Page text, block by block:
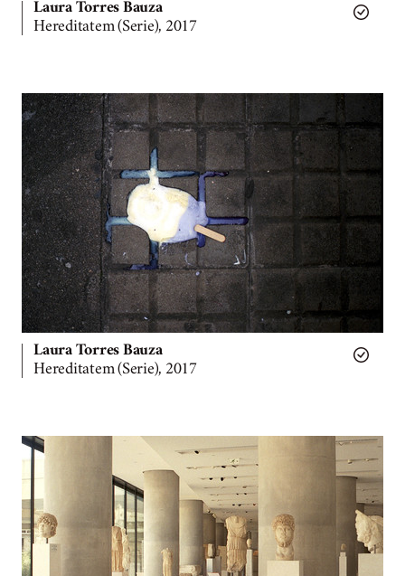
Laura Torres Bauza
Hereditatem (Serie), 2017
Laura Torres Bauza
Hereditatem (Serie), 2017